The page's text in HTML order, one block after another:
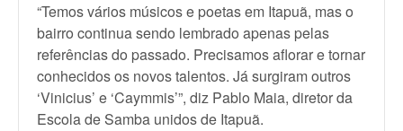
“Temos vários músicos e poetas em Itapuã, mas o
bairro continua sendo lembrado apenas pelas
referências do passado. Precisamos aflorar e tornar
conhecidos os novos talentos. Já surgiram outros
‘Vinicius’ e ‘Caymmis’”, diz Pablo Maia, diretor da
Escola de Samba unidos de Itapuã.